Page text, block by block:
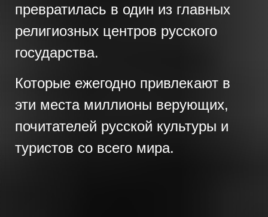
превратилась в один из главных
религиозных центров русского
государства.
Которые ежегодно привлекают в
эти места миллионы верующих,
почитателей русской культуры и
туристов со всего мира.